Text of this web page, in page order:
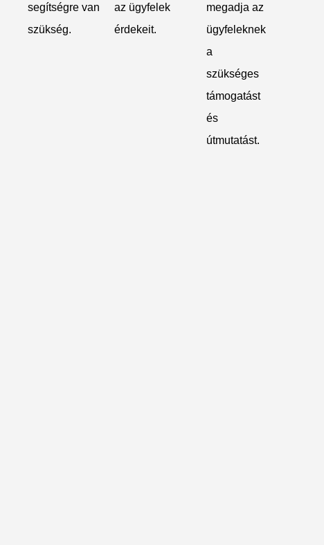
segítségre van
szükség.
az ügyfelek
érdekeit.
megadja az
ügyfeleknek
a
szükséges
támogatást
és
útmutatást.